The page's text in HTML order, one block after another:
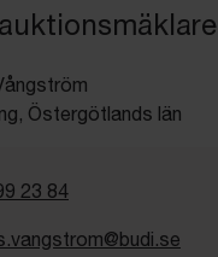
Östergötlands län
23 84